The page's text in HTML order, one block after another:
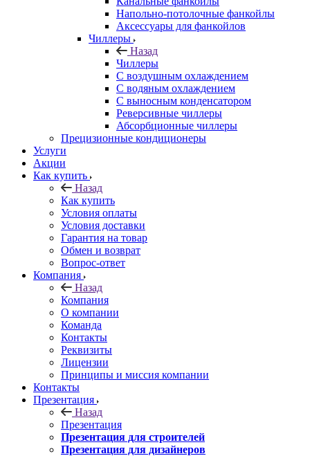
Напольно-потолочные фанкойлы
Аксессуары для фанкойлов
Чиллеры
Назад
Чиллеры
С воздушным охлаждением
С водяным охлаждением
С выносным конденсатором
Реверсивные чиллеры
Абсорбционные чиллеры
Прецизионные кондиционеры
Услуги
Акции
Как купить
Назад
Как купить
Условия оплаты
Условия доставки
Гарантия на товар
Обмен и возврат
Вопрос-ответ
Компания
Назад
Компания
О компании
Команда
Контакты
Реквизиты
Лицензии
Принципы и миссия компании
Контакты
Презентация
Назад
Презентация
Презентация для строителей
Презентация для дизайнеров